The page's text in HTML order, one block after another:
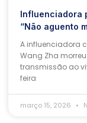
Influenciadora
“Não aguento
A influenciadora
Wang Zha
transmissão ao
feira
março 15, 2026